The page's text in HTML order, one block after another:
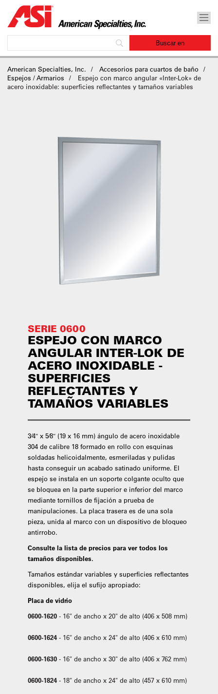
American Specialties, Inc.
Accesorios para cuartos de baño
Espejos / Armarios
Espejo con marco angular «Inter-Lok» de
acero inoxidable: superficies reflectantes y tamaños variables
SERIE 0600
ESPEJO CON MARCO
ANGULAR INTER-LOK DE
ACERO INOXIDABLE -
SUPERFICIES
REFLECTANTES Y
TAMAÑOS VARIABLES
3⁄4″ x 5⁄8″ (19 x 16 mm) ángulo de acero inoxidable
304 de calibre 18 formado en rollo con esquinas
soldadas helicoidalmente, esmeriladas y pulidas
hasta conseguir un acabado satinado uniforme. El
espejo se instala en un soporte colgante oculto que
se bloquea en la parte superior e inferior del marco
mediante tornillos de fijación a prueba de
manipulaciones. La placa trasera es de una sola
pieza, unida al marco con un dispositivo de bloqueo
antirrobo.
Consulte la lista de precios para ver todos los
tamaños disponibles.
Tamaños estándar variables y superficies reflectantes
disponibles, elija el sufijo apropiado:
Placa de vidrio
0600-1620- 16" de ancho x 20" de alto (406 x 508 mm)
0600-1624- 16" de ancho x 24" de alto (406 x 610 mm)
0600-1630- 16" de ancho x 30" de alto (406 x 762 mm)
0600-1824- 18" de ancho x 24" de alto (457 x 610 mm)